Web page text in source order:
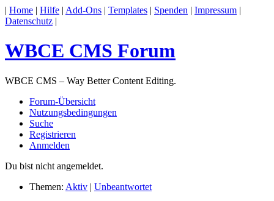
| Home | Hilfe | Add-Ons | Templates | Spenden | Impressum |
Datenschutz |
WBCE CMS Forum
WBCE CMS – Way Better Content Editing.
Forum-Übersicht
Nutzungsbedingungen
Suche
Registrieren
Anmelden
Du bist nicht angemeldet.
Themen: Aktiv | Unbeantwortet